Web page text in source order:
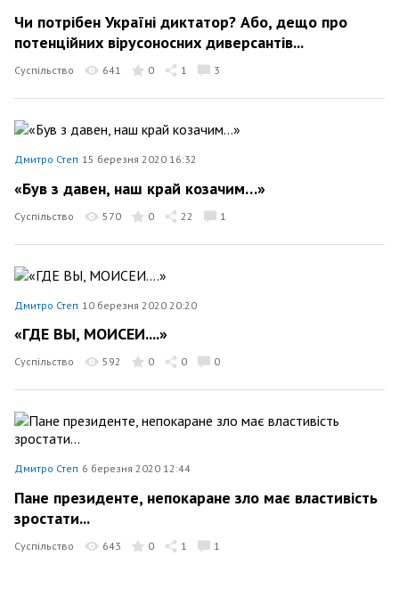
Чи потрібен Україні диктатор? Або, дещо про
потенційних вірусоносних диверсантів...
Суспільство 641 0 1 3
Дмитро Степ 15 березня 2020 16:32
«Був з давен, наш край козачим…»
Суспільство 570 0 22 1
Дмитро Степ 10 березня 2020 20:20
«ГДЕ ВЫ, МОИСЕИ....»
Суспільство 592 0 0 0
Дмитро Степ 6 березня 2020 12:44
Пане президенте, непокаране зло має властивість
зростати...
Суспільство 643 0 1 1